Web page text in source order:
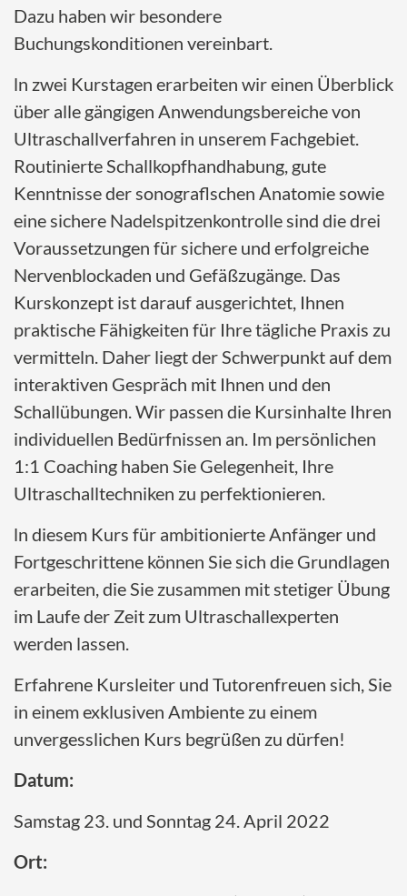
Dazu haben wir besondere
Buchungskonditionen vereinbart.
ln zwei Kurstagen erarbeiten wir einen Überblick
über alle gängigen Anwendungsbereiche von
Ultraschallverfahren in unserem Fachgebiet.
Routinierte Schallkopfhandhabung, gute
Kenntnisse der sonograflschen Anatomie sowie
eine sichere Nadelspitzenkontrolle sind die drei
Voraussetzungen für sichere und erfolgreiche
Nervenblockaden und Gefäßzugänge. Das
Kurskonzept ist darauf ausgerichtet, Ihnen
praktische Fähigkeiten für Ihre tägliche Praxis zu
vermitteln. Daher liegt der Schwerpunkt auf dem
interaktiven Gespräch mit Ihnen und den
Schallübungen. Wir passen die Kursinhalte Ihren
individuellen Bedürfnissen an. Im persönlichen
1:1 Coaching haben Sie Gelegenheit, Ihre
Ultraschalltechniken zu perfektionieren.
ln diesem Kurs für ambitionierte Anfänger und
Fortgeschrittene können Sie sich die Grundlagen
erarbeiten, die Sie zusammen mit stetiger Übung
im Laufe der Zeit zum Ultraschallexperten
werden lassen.
Erfahrene Kursleiter und Tutorenfreuen sich, Sie
in einem exklusiven Ambiente zu einem
unvergesslichen Kurs begrüßen zu dürfen!
Datum:
Samstag 23. und Sonntag 24. April 2022
Ort: